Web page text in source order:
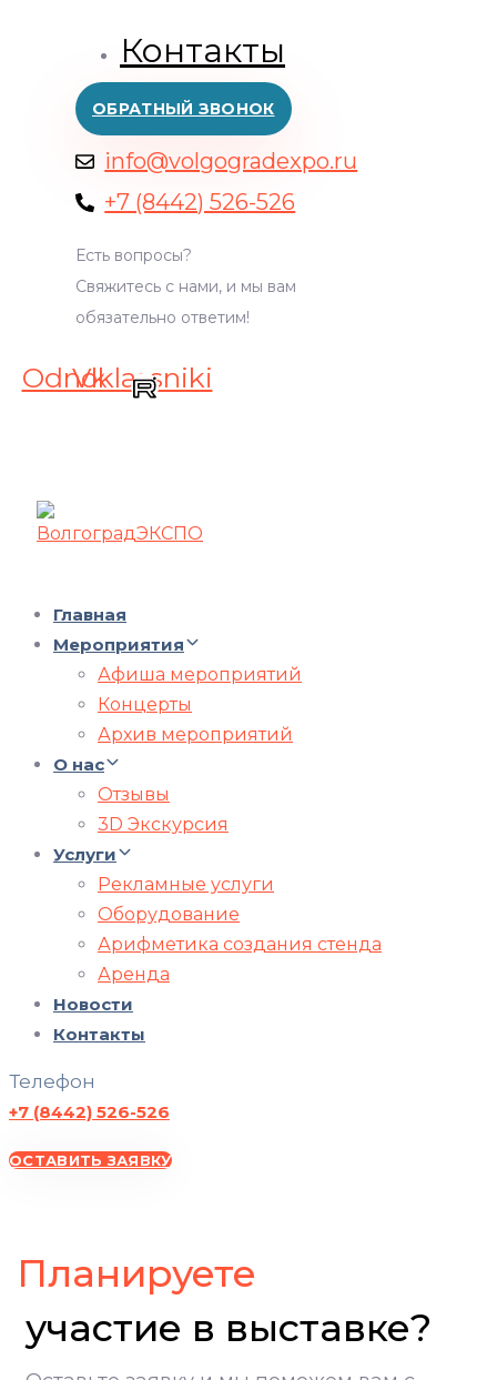
Контакты
ОБРАТНЫЙ ЗВОНОК
info@volgogradexpo.ru
+7 (8442) 526-526
Есть вопросы?
Свяжитесь с нами, и мы вам
обязательно ответим!
Vk
Odnoklassniki
Главная
Мероприятия
Афиша мероприятий
Концерты
Архив мероприятий
О нас
Отзывы
3D Экскурсия
Услуги
Рекламные услуги
Оборудование
Арифметика создания стенда
Аренда
Новости
Контакты
Телефон
+7 (8442) 526-526
ОСТАВИТЬ ЗАЯВКУ
Планируете
участие в выставке?